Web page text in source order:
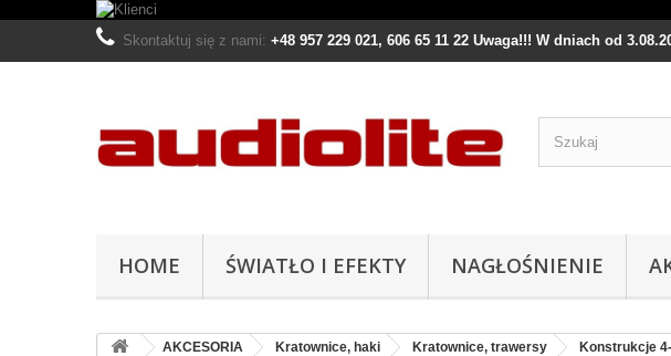
Skontaktuj się z nami: +48 957 229 021, 606 65 11 22 Uwaga!!! W dniach od
HOME ŚWIATŁO I EFEKTY NAGŁOŚNIENIE
AKCESORIA Kratownice, haki Kratownice, trawersy Konstrukcje